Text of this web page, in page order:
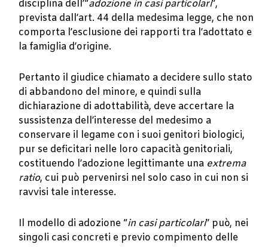
disciplina dell’“adozione in casi particolari”,
prevista dall’art. 44 della medesima legge, che non
comporta l’esclusione dei rapporti tra l’adottato e
la famiglia d’origine.
Pertanto il giudice chiamato a decidere sullo stato
di abbandono del minore, e quindi sulla
dichiarazione di adottabilità, deve accertare la
sussistenza dell’interesse del medesimo a
conservare il legame con i suoi genitori biologici,
pur se deficitari nelle loro capacità genitoriali,
costituendo l’adozione legittimante una extrema
ratio, cui può pervenirsi nel solo caso in cui non si
ravvisi tale interesse.
Il modello di adozione “in casi particolari” può, nei
singoli casi concreti e previo compimento delle